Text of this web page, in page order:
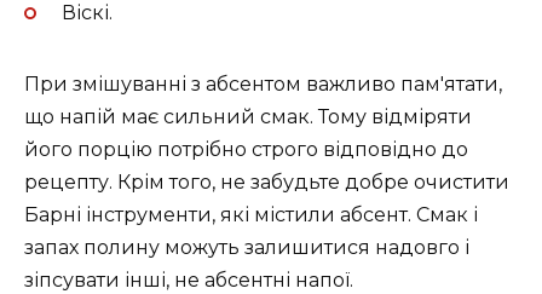
Віскі.
При змішуванні з абсентом важливо пам'ятати,
що напій має сильний смак. Тому відміряти
його порцію потрібно строго відповідно до
рецепту. Крім того, не забудьте добре очистити
Барні інструменти, які містили абсент. Смак і
запах полину можуть залишитися надовго і
зіпсувати інші, не абсентні напої.